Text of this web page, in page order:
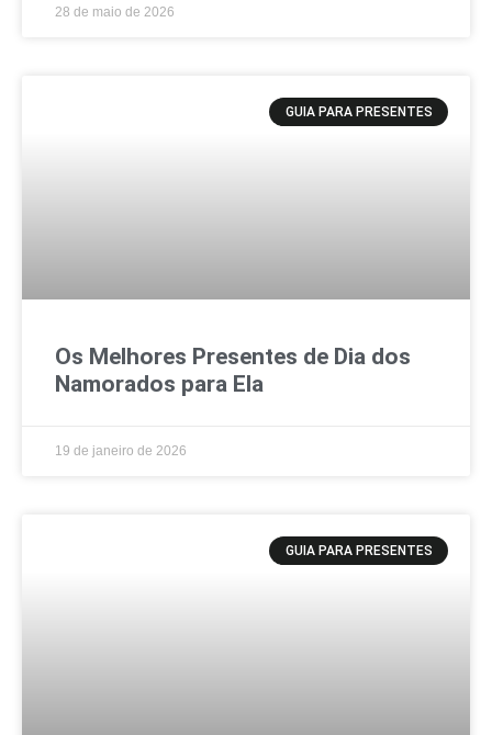
28 de maio de 2026
GUIA PARA PRESENTES
Os Melhores Presentes de Dia dos
Namorados para Ela
19 de janeiro de 2026
GUIA PARA PRESENTES